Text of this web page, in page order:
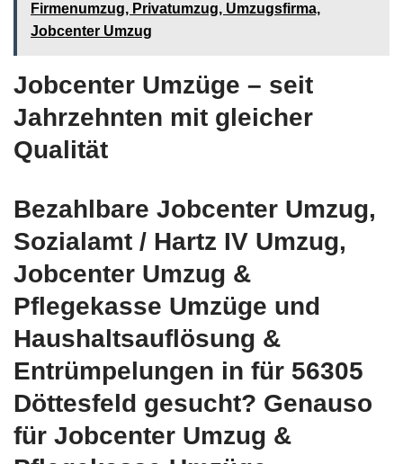
Firmenumzug, Privatumzug, Umzugsfirma,
Jobcenter Umzug
Jobcenter Umzüge – seit
Jahrzehnten mit gleicher
Qualität
Bezahlbare Jobcenter Umzug,
Sozialamt / Hartz IV Umzug,
Jobcenter Umzug &
Pflegekasse Umzüge und
Haushaltsauflösung &
Entrümpelungen in für 56305
Döttesfeld gesucht? Genauso
für Jobcenter Umzug &